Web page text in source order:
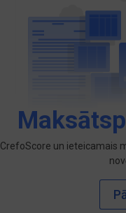
CrefoScore un ieteicamais